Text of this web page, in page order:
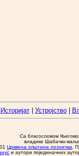
Историјат| Устројство|
Са благословом
владике Шабачко-
Црквена општина лозничка ,
и аутори појединачних